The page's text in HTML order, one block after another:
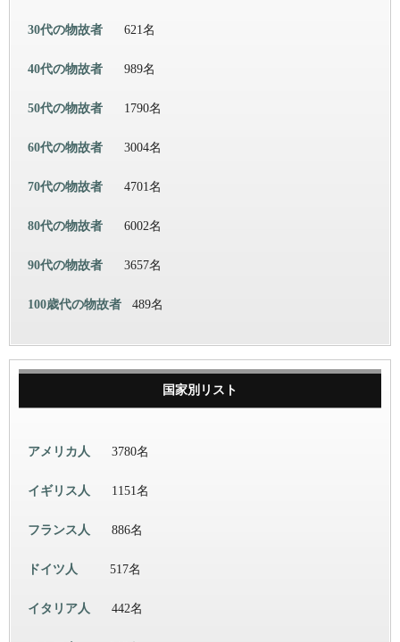
30代の物故者 621名
40代の物故者 989名
50代の物故者 1790名
60代の物故者 3004名
70代の物故者 4701名
80代の物故者 6002名
90代の物故者 3657名
100歳代の物故者 489名
国家別リスト
アメリカ人 3780名
イギリス人 1151名
フランス人 886名
ドイツ人 517名
イタリア人 442名